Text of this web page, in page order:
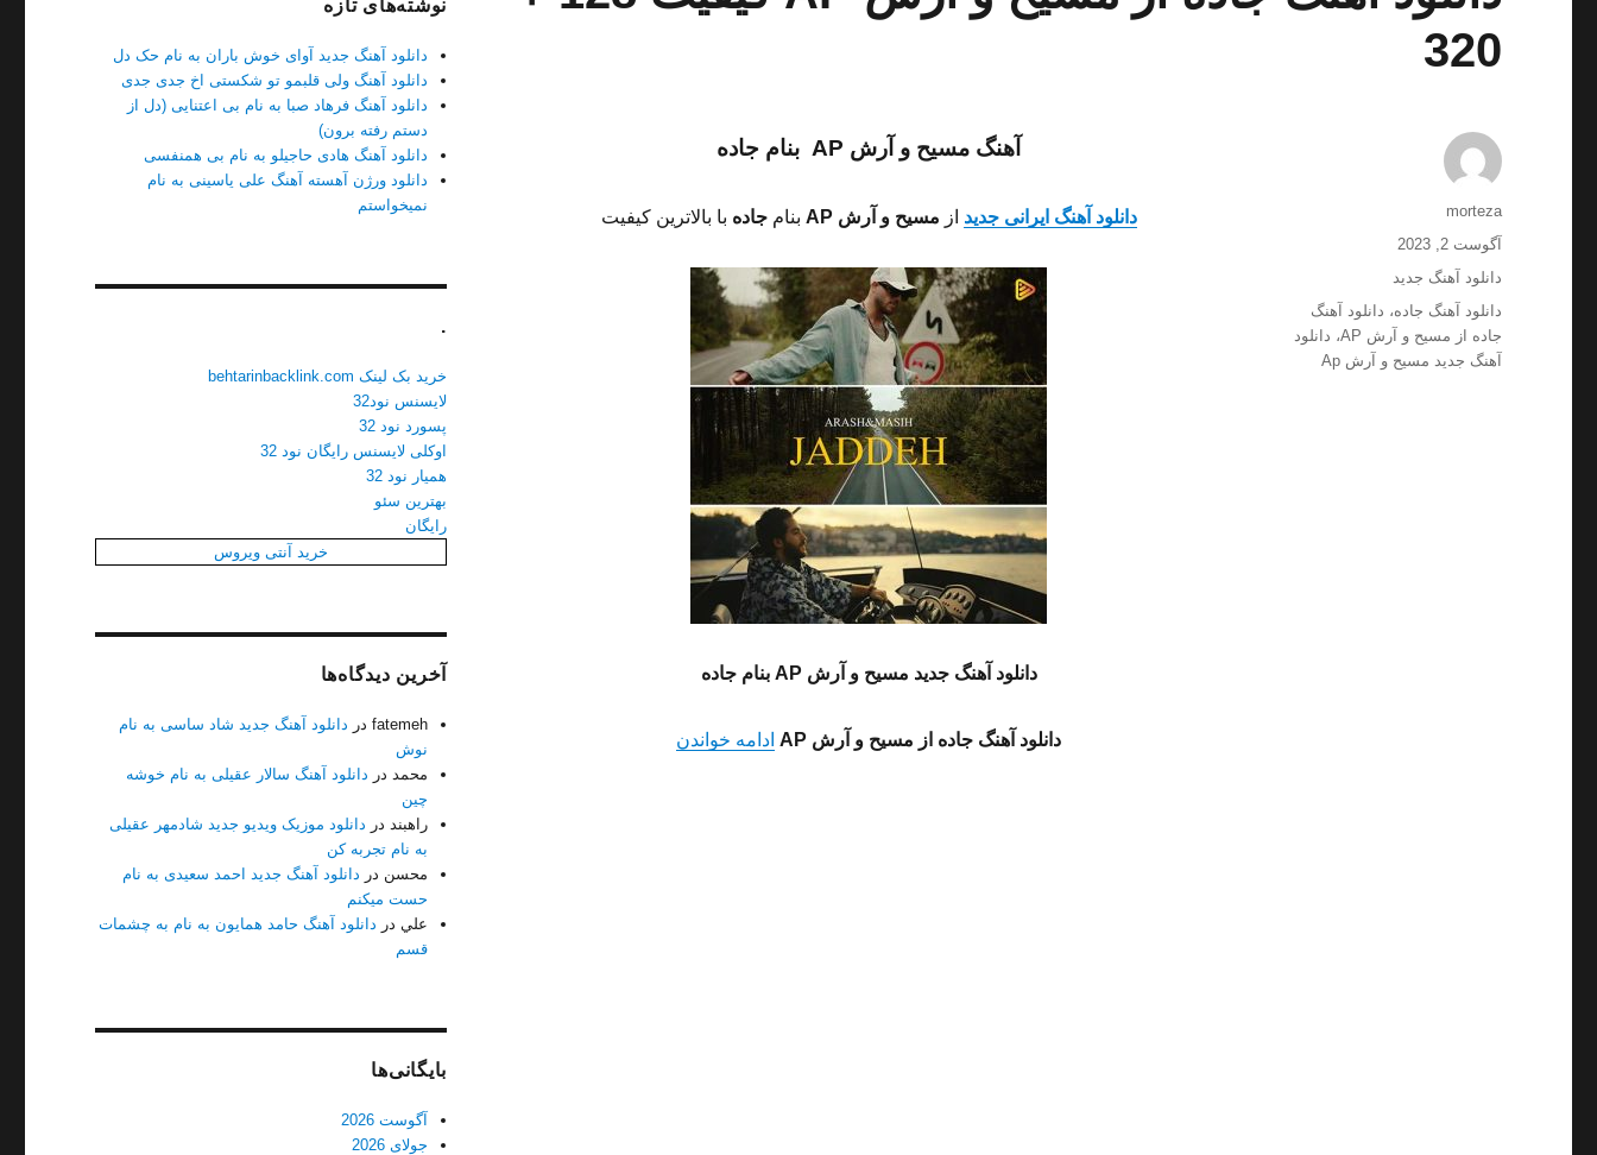
320
آهنگ مسیح و آرش AP بنام جاده
دانلود آهنگ ایرانی جدید از مسیح و آرش AP بنامجاده با بالاترین کیفیت
دانلود آهنگ جدید مسیح و آرش AP بنام جاده
دانلود آهنگ جاده از مسیح و آرش AP ادامه خواندن“دانلود آهنگ جاده از مسیح و آرش AP کیفیت 128 + 320”
نویسنده
morteza
ارسال
شده
آگوست 2, 2023
دسته‌ها
دانلود آهنگ جدید
برچسب‌ها
دانلود آهنگ جاده، دانلود آهنگ
جاده از مسیح و آرش AP
، دانلود
آهنگ جدید مسیح و آرش Ap
نوشته‌های تازه
دانلود آهنگ جدید آوای خوش باران به نام حک دل
دانلود آهنگ ولی قلبمو تو شکستی اخ جدی جدی
دانلود آهنگ فرهاد صبا به نام بی اعتنایی (دل از
دستم رفته برون)
دانلود آهنگ هادی حاجیلو به نام بی همنفسی
دانلود ورژن آهسته آهنگ علی یاسینی به نام
نمیخواستم
.
خرید بک لینک behtarinbacklink.com
لایسنس نود32
پسورد نود 32
اوکلی لایسنس رایگان نود 32
همیار نود 32
بهترین سئو
رایگان
خرید آنتی ویروس
آخرین دیدگاه‌ها
fatemeh در دانلود آهنگ جدید شاد ساسی به نام
نوش
محمد در دانلود آهنگ سالار عقیلی به نام خوشه
چین
راهبند در دانلود موزیک ویدیو جدید شادمهر عقیلی
به نام تجربه کن
محسن در دانلود آهنگ جدید احمد سعیدی به نام
حست میکنم
علي در دانلود آهنگ حامد همایون به نام به چشمات
قسم
بایگانی‌ها
آگوست 2026
جولای 2026